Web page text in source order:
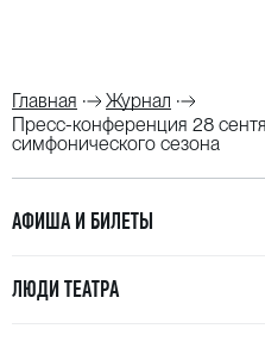
Главная
Журнал
Пресс-конференция 28
симфонического сезона
АФИША И БИЛЕТЫ
ЛЮДИ ТЕАТРА